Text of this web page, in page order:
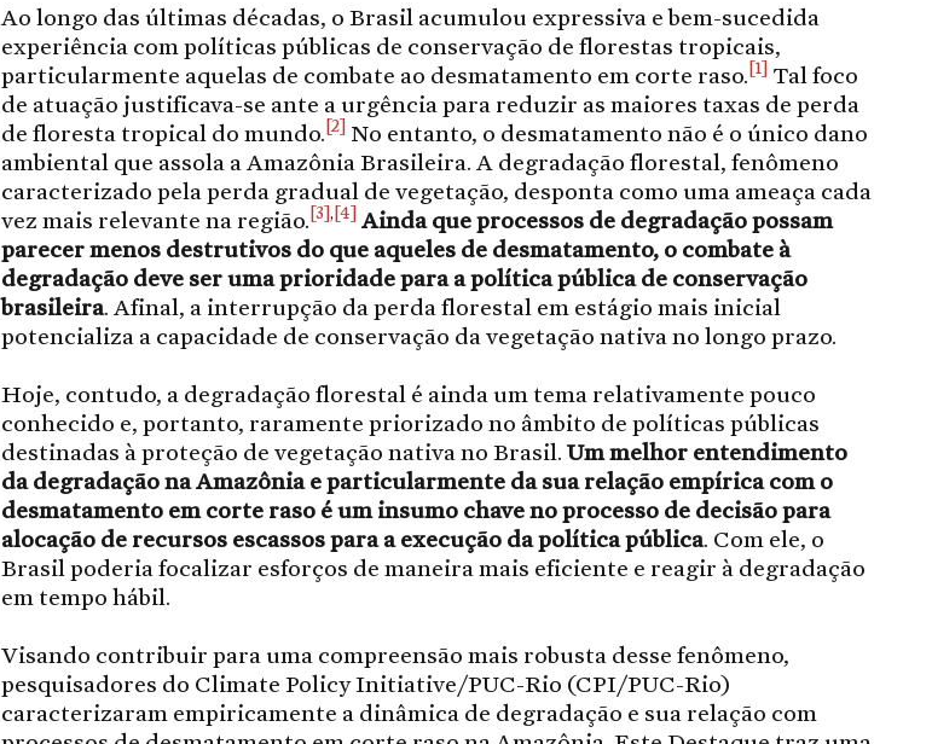
Ao longo das últimas décadas, o Brasil acumulou expressiva e bem-sucedida
experiência com políticas públicas de conservação de florestas tropicais,
particularmente aquelas de combate ao desmatamento em corte raso. [1] Tal foco
de atuação justificava-se ante a urgência para reduzir as maiores taxas de perda
de floresta tropical do mundo. [2] No entanto, o desmatamento não é o único dano
ambiental que assola a Amazônia Brasileira. A degradação florestal, fenômeno
caracterizado pela perda gradual de vegetação, desponta como uma ameaça cada
vez mais relevante na região. [3],[4] Ainda que processos de degradação possam
parecer menos destrutivos do que aqueles de desmatamento, o combate à
degradação deve ser uma prioridade para a política pública de conservação
brasileira. Afinal, a interrupção da perda florestal em estágio mais inicial
potencializa a capacidade de conservação da vegetação nativa no longo prazo.
Hoje, contudo, a degradação florestal é ainda um tema relativamente pouco
conhecido e, portanto, raramente priorizado no âmbito de políticas públicas
destinadas à proteção de vegetação nativa no Brasil.Um melhor entendimento
da degradação na Amazônia e particularmente da sua relação empírica com o
desmatamento em corte raso é um insumo chave no processo de decisão para
alocação de recursos escassos para a execução da política pública. Com ele, o
Brasil poderia focalizar esforços de maneira mais eficiente e reagir à degradação
em tempo hábil.
Visando contribuir para uma compreensão mais robusta desse fenômeno,
pesquisadores do Climate Policy Initiative/PUC-Rio (CPI/PUC-Rio)
caracterizaram empiricamente a dinâmica de degradação e sua relação com